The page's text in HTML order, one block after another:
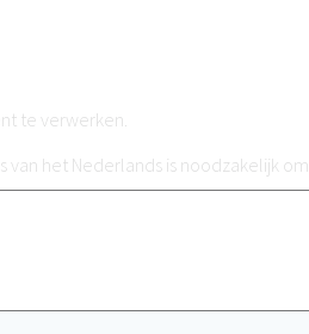
te verwerken.
van het Nederlands is noodzakelijk om